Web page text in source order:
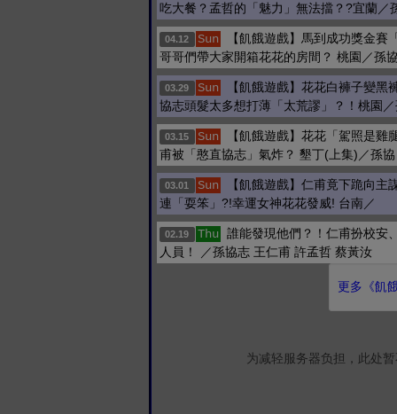
吃大餐？孟哲的「魅力」無法擋？?宜蘭／
04.12 Sun
【飢餓遊戲】馬到成功獎金賽
哥哥們帶大家開箱花花的房間？ 桃園／孫
03.29 Sun
【飢餓遊戲】花花白褲子變黑
協志頭髮太多想打薄「太荒謬」？！桃園
03.15 Sun
【飢餓遊戲】花花「駕照是雞
甫被「憨直協志」氣炸？ 墾丁(上集)／孫協
03.01 Sun
【飢餓遊戲】仁甫竟下跪向主
連「耍笨」?!幸運女神花花發威! 台南／
02.19 Thu
誰能發現他們？！仁甫扮校安
人員！ ／孫協志 王仁甫 許孟哲 蔡黃汝
更多《飢
为减轻服务器负担，此处